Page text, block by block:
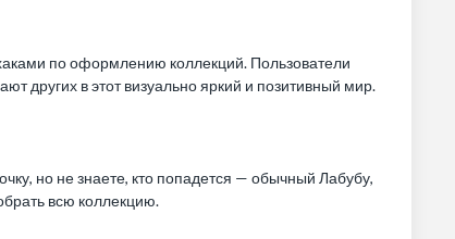
по оформлению коллекций. Пользователи
других в этот визуально яркий и позитивный мир.
но не знаете, кто попадется — обычный Лабубу,
всю коллекцию.